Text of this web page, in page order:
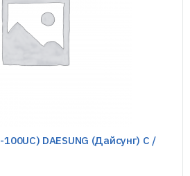
DAESUNG (Дайсунг) C /